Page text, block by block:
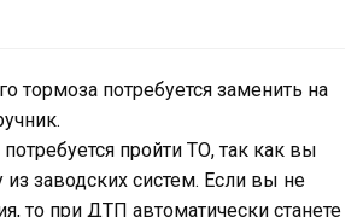
тормоза потребуется заменить на
пройти ТО, так как вы
из заводских систем. Если вы не
то при ДТП автоматически станете